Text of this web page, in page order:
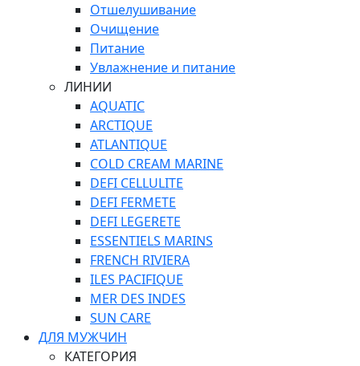
Отшелушивание
Очищение
Питание
Увлажнение и питание
ЛИНИИ
AQUATIC
ARCTIQUE
ATLANTIQUE
COLD CREAM MARINE
DEFI CELLULITE
DEFI FERMETE
DEFI LEGERETE
ESSENTIELS MARINS
FRENCH RIVIERA
ILES PACIFIQUE
MER DES INDES
SUN CARE
ДЛЯ МУЖЧИН
КАТЕГОРИЯ